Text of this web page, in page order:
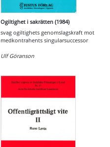
Ogiltighet i sakrätten (1984)
svag ogiltighets genomslagskraft mot
medkontrahents singularsuccessor
Ulf Göranson